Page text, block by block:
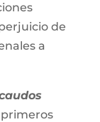
de
a